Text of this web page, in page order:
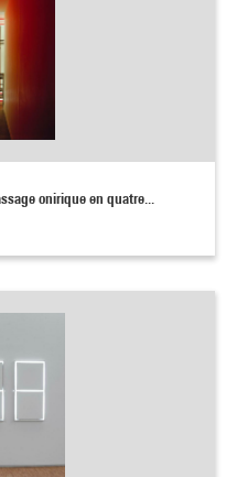
onirique en quatre...